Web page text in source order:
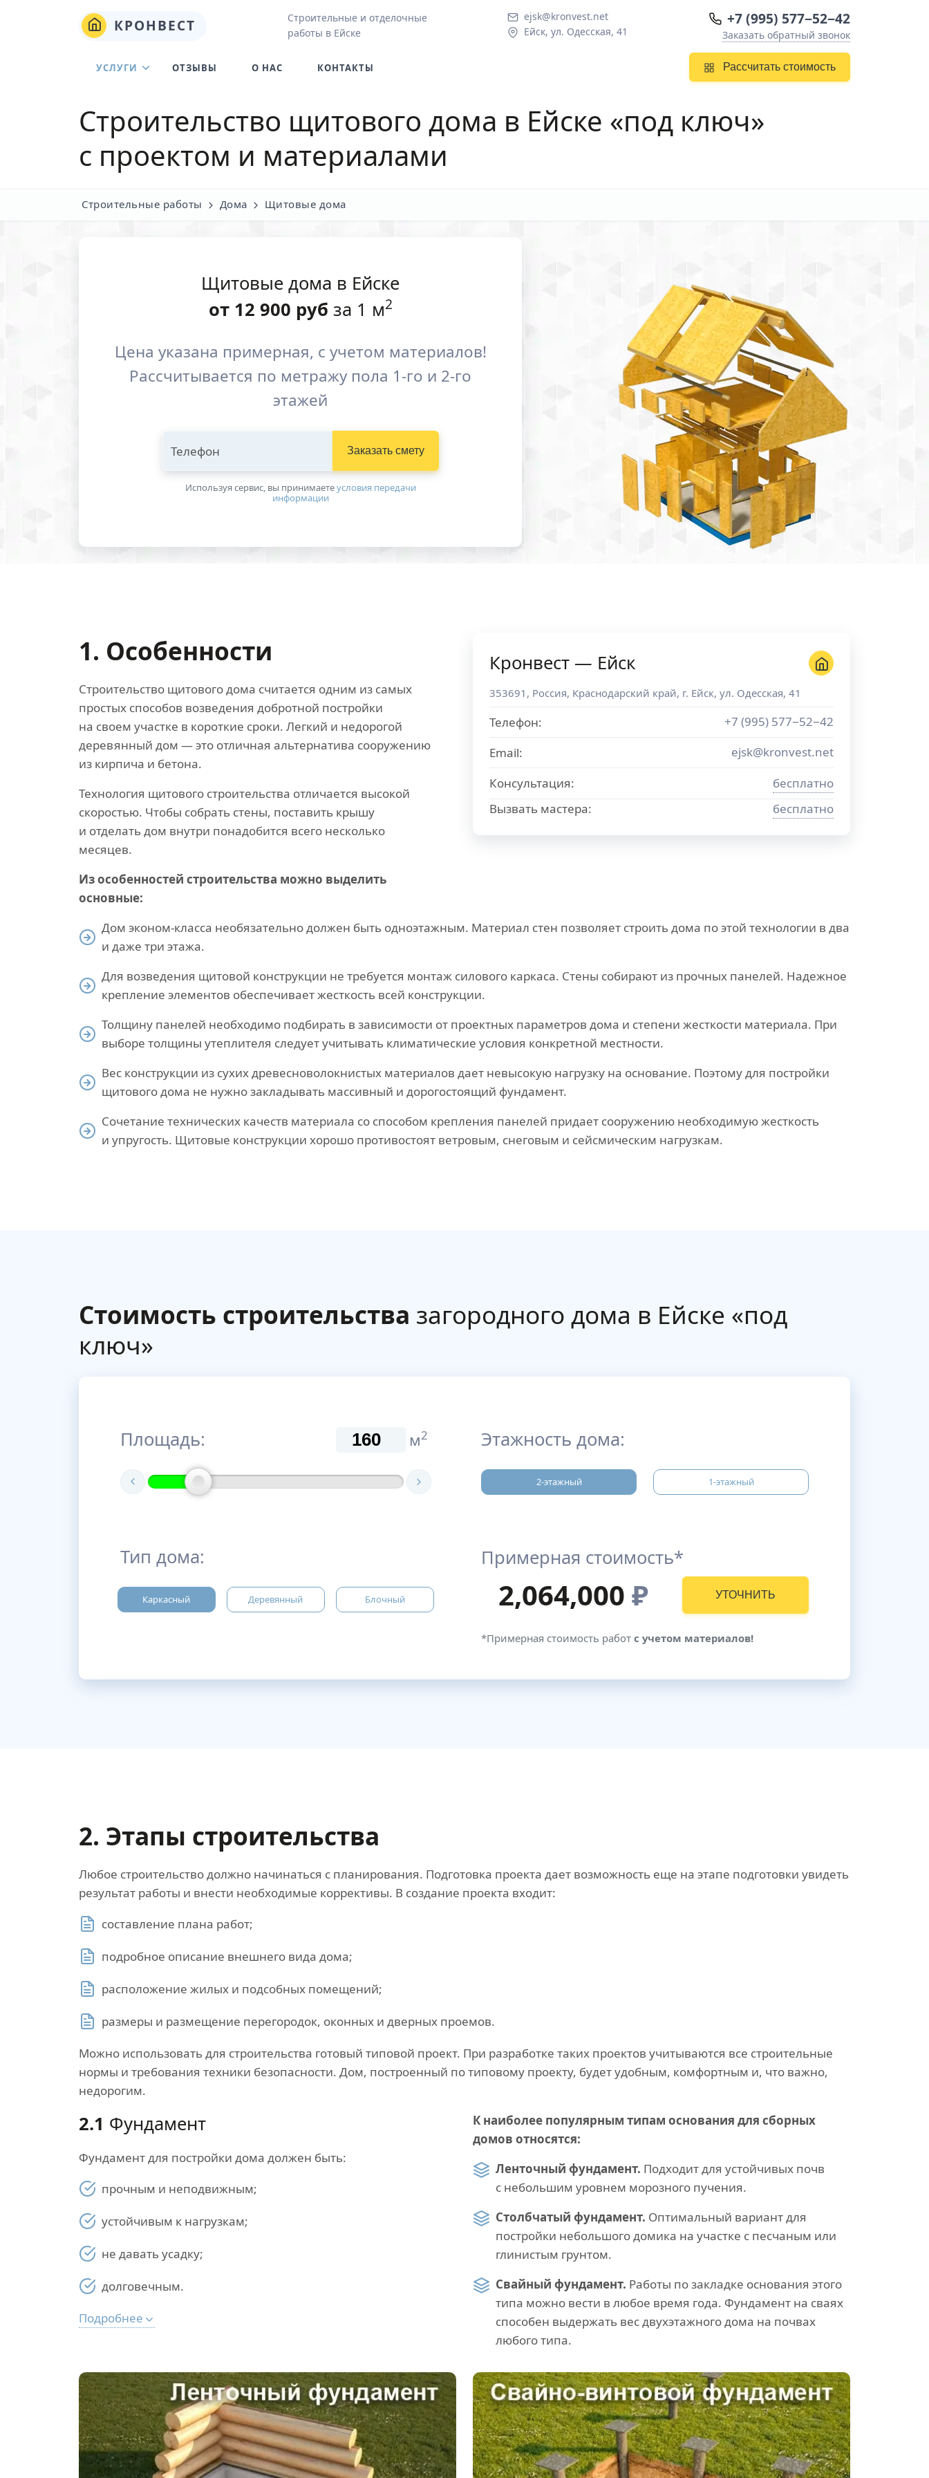
КРОНВЕСТ
Строительные и отделочные
работы в Ейске
ejsk@kronvest.net
Ейск, ул. Одесская, 41
+7 (995) 577−52−42
Заказать обратный звонок
Рассчитать стоимость
УСЛУГИ ОТЗЫВЫ О НАС КОНТАКТЫ
Строительство щитового дома в Ейске «под ключ»
с проектом и материалами
Строительные работы Дома Щитовые дома
Щитовые дома в Ейске
от 12 900 руб за 1 м2
Цена указана примерная, с учетом материалов!
Рассчитывается по метражу пола 1-го и 2-го
этажей
Телефон Заказать смету
Используя сервис, вы принимаетeусловия передачи
информации
1. Особенности
Строительство щитового дома считается одним из самых
простых способов возведения добротной постройки
на своем участке в короткие сроки. Легкий и недорогой
деревянный дом — это отличная альтернатива сооружению
из кирпича и бетона.
Технология щитового строительства отличается высокой
скоростью. Чтобы собрать стены, поставить крышу
и отделать дом внутри понадобится всего несколько
месяцев.
Из особенностей строительства можно выделить
основные:
Кронвест — Ейск
353691 , Россия, Краснодарский край, г. Ейск, ул. Одесская, 41
Телефон:
+7 (995) 577−52−42
Email:
ejsk@kronvest.net
Консультация:
бесплатно
Вызвать мастера:
бесплатно
Дом эконом-класса необязательно должен быть одноэтажным. Материал стен позволяет строить дома по этой технологии в два
и даже три этажа.
Для возведения щитовой конструкции не требуется монтаж силового каркаса. Стены собирают из прочных панелей. Надежное
крепление элементов обеспечивает жесткость всей конструкции.
Толщину панелей необходимо подбирать в зависимости от проектных параметров дома и степени жесткости материала. При
выборе толщины утеплителя следует учитывать климатические условия конкретной местности.
Вес конструкции из сухих древесноволокнистых материалов дает невысокую нагрузку на основание. Поэтому для постройки
щитового дома не нужно закладывать массивный и дорогостоящий фундамент.
Сочетание технических качеств материала со способом крепления панелей придает сооружению необходимую жесткость
и упругость. Щитовые конструкции хорошо противостоят ветровым, снеговым и сейсмическим нагрузкам.
Стоимость строительства загородного дома в Ейске «под
ключ»
Площадь: м2
Тип дома:
Каркасный Деревянный Блочный
Этажность дома:
2-этажный 1-этажный
Примерная стоимость*
2,064,000 ₽ УТОЧНИТЬ
*Примерная стоимость работ с учетом материалов!
2. Этапы строительства
Любое строительство должно начинаться с планирования. Подготовка проекта дает возможность еще на этапе подготовки увидеть
результат работы и внести необходимые коррективы. В создание проекта входит:
составление плана работ;
подробное описание внешнего вида дома;
расположение жилых и подсобных помещений;
размеры и размещение перегородок, оконных и дверных проемов.
Можно использовать для строительства готовый типовой проект. При разработке таких проектов учитываются все строительные
нормы и требования техники безопасности. Дом, построенный по типовому проекту, будет удобным, комфортным и, что важно,
недорогим.
2.1 Фундамент
Фундамент для постройки дома должен быть:
прочным и неподвижным;
устойчивым к нагрузкам;
не давать усадку;
долговечным.
Подробнее
К наиболее популярным типам основания для сборных
домов относятся:
Ленточный фундамент. Подходит для устойчивых почв
с небольшим уровнем морозного пучения.
Столбчатый фундамент. Оптимальный вариант для
постройки небольшого домика на участке с песчаным или
глинистым грунтом.
Свайный фундамент. Работы по закладке основания этого
типа можно вести в любое время года. Фундамент на сваях
способен выдержать вес двухэтажного дома на почвах
любого типа.